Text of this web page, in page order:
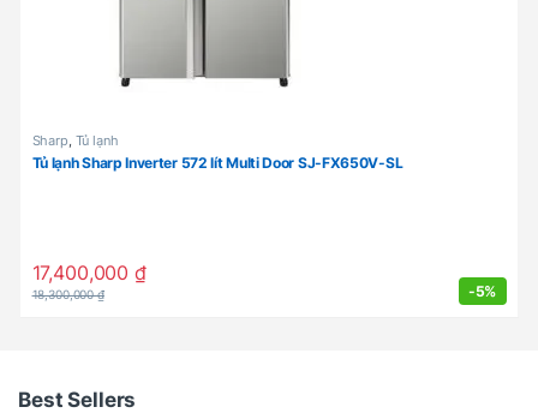
Sharp Tủ lạnh
Tủ lạnh Sharp Inverter 572 lít Multi Door SJ-FX650V-SL
17,400,000 ₫
18,300,000₫ -5%
Best Sellers